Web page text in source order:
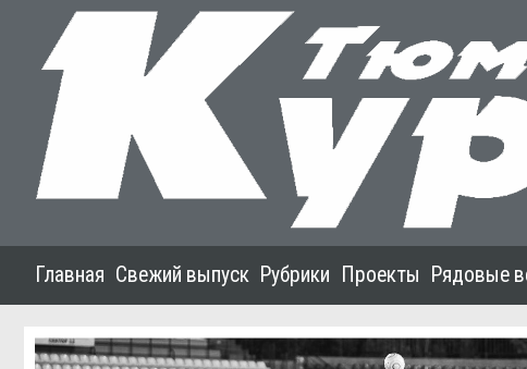
Главная Свежий выпуск Рубрики Проекты Рядовые